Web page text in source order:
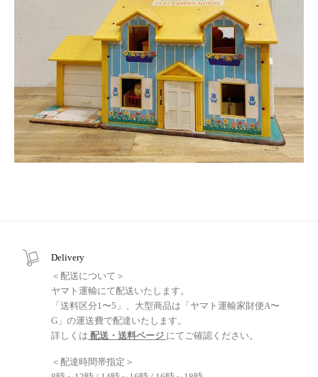
Delivery
＜配送について＞
ヤマト運輸にて配送いたします。
「送料区分1〜5」、大型商品は「ヤマト運輸家財便A〜
G」の運送費で配達いたします。
詳しくは 配送・送料ページ にてご確認ください。
＜配達時間帯指定＞